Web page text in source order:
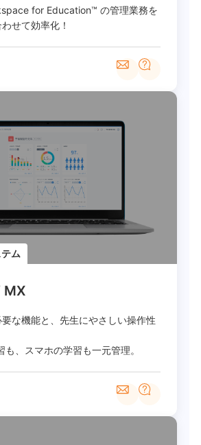
for Education™ の管理業務を
せて効率化！
ム
MX
な機能と、先生にやさしい操作性
も、スマホの学習も一元管理。